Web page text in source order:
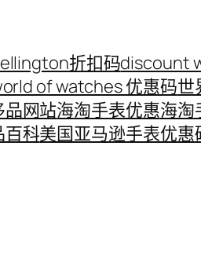
折扣码discount
of watches 优惠码世
品网站海淘手表优惠海淘
百科美国亚马逊手表优惠